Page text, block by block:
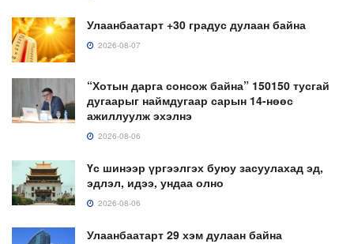
Улаанбаатарт +30 градус дулаан байна
2026-08-07
“Хотын дарга сонсож байна” 150150 тусгай
дугаарыг наймдугаар сарын 14-нөөс
ажиллуулж эхэлнэ
2026-08-06
Үс шинээр үргээлгэх буюу засуулахад эд,
эдлэл, идээ, ундаа олно
2026-08-06
Улаанбаатарт 29 хэм дулаан байна